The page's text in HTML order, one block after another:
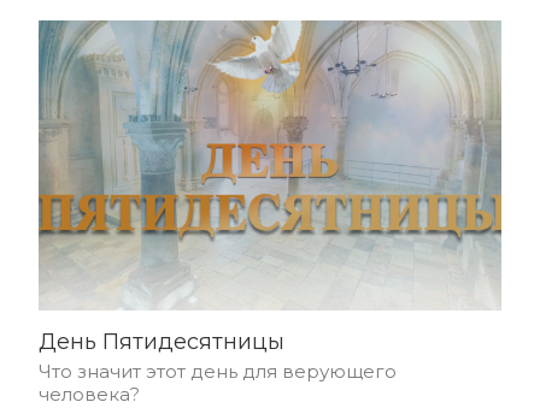
День Пятидесятницы
Что значит этот день для верующего
человека?